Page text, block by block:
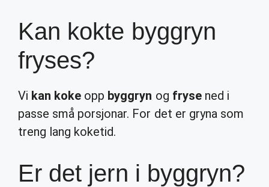
Kan kokte byggryn
fryses?
Vi kan koke opp byggryn og frysened i
passe små porsjonar. For det er gryna som
treng lang koketid.
Er det jern i byggryn?